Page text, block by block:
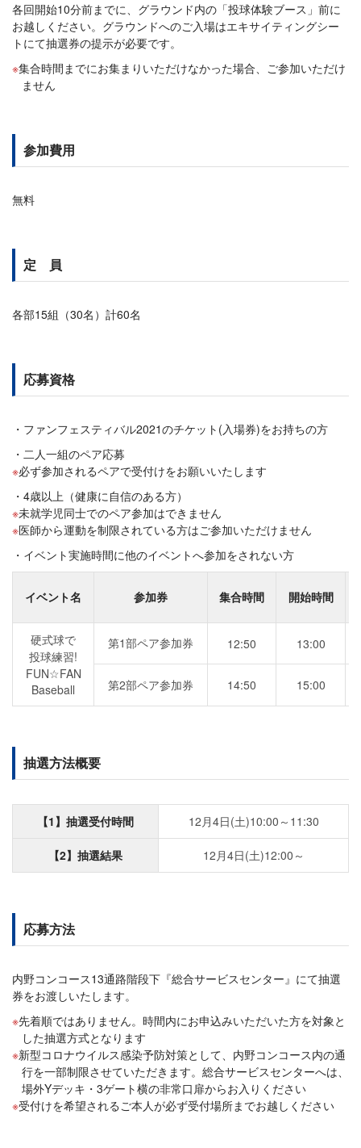
各回開始10分前までに、グラウンド内の「投球体験ブース」前に
お越しください。グラウンドへのご入場はエキサイティングシー
トにて抽選券の提示が必要です。
集合時間までにお集まりいただけなかった場合、ご参加いただけ
ません
参加費用
無料
定 員
各部15組（30名）計60名
応募資格
ファンフェスティバル2021のチケット(入場券)をお持ちの方
二人一組のペア応募
必ず参加されるペアで受付けをお願いいたします
4歳以上（健康に自信のある方）
未就学児同士でのペア参加はできません
医師から運動を制限されている方はご参加いただけません
イベント実施時間に他のイベントへ参加をされない方
イベント名 参加券 集合時間 開始時間
硬式球で
投球練習!
FUN☆FAN
Baseball
第1部ペア参加券 12:50 13:00
第2部ペア参加券 14:50 15:00
抽選方法概要
【1】抽選受付時間 12月4日(土)10:00～11:30
【2】抽選結果 12月4日(土)12:00～
応募方法
内野コンコース13通路階段下『総合サービスセンター』にて抽選
券をお渡しいたします。
先着順ではありません。時間内にお申込みいただいた方を対象と
した抽選方式となります
新型コロナウイルス感染予防対策として、内野コンコース内の通
行を一部制限させていただきます。総合サービスセンターへは、
場外Yデッキ・3ゲート横の非常口扉からお入りください
受付けを希望されるご本人が必ず受付場所までお越しください